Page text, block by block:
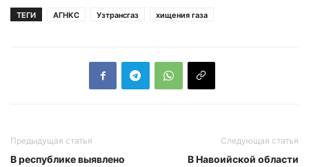
ТЕГИ АГНКС Узтрансгаз хищения газа
Предыдущая статья
В республике выявлено
Следующая статья
В Навоийской области